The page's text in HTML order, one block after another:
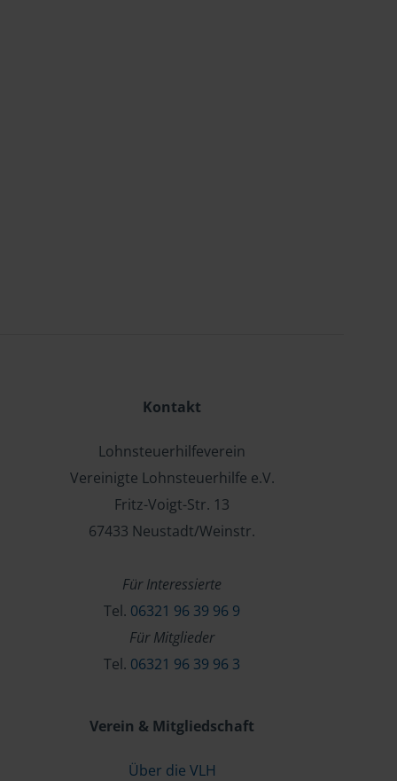
Kontakt
Lohnsteuerhilfeverein
Vereinigte Lohnsteuerhilfe e.V.
Fritz-Voigt-Str. 13
67433 Neustadt/Weinstr.
Für Interessierte
Tel. 06321 96 39 96 9
Für Mitglieder
Tel. 06321 96 39 96 3
Verein & Mitgliedschaft
Über die VLH